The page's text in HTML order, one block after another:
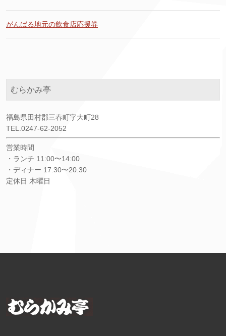
がんばる地元の飲食店応援券
むらかみ亭
福島県田村郡三春町字大町28
TEL.0247-62-2052
営業時間
・ランチ 11:00〜14:00
・ディナー 17:30〜20:30
定休日 木曜日